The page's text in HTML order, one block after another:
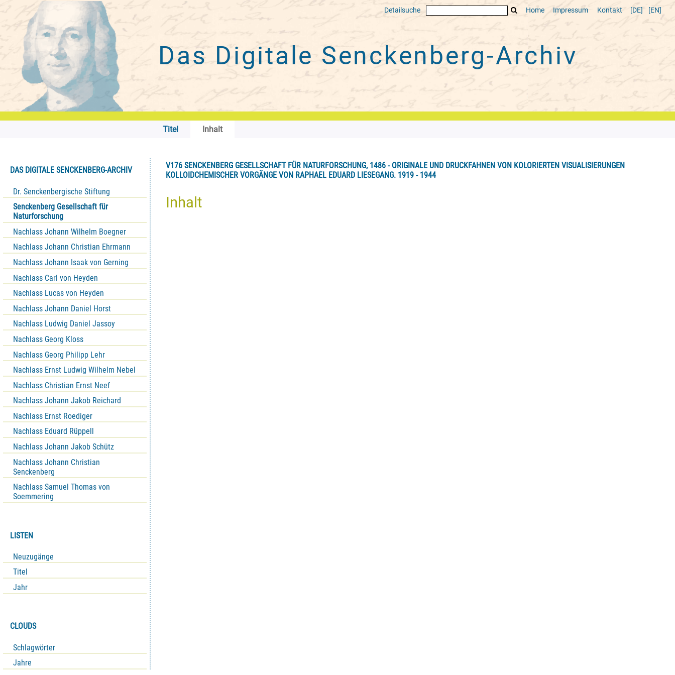
Detailsuche Home Impressum Kontakt [DE] [EN]
Das Digitale Senckenberg-Archiv
Titel Inhalt
DAS DIGITALE SENCKENBERG-ARCHIV
Dr. Senckenbergische Stiftung
Senckenberg Gesellschaft für
Naturforschung
Nachlass Johann Wilhelm Boegner
Nachlass Johann Christian Ehrmann
Nachlass Johann Isaak von Gerning
Nachlass Carl von Heyden
Nachlass Lucas von Heyden
Nachlass Johann Daniel Horst
Nachlass Ludwig Daniel Jassoy
Nachlass Georg Kloss
Nachlass Georg Philipp Lehr
Nachlass Ernst Ludwig Wilhelm Nebel
Nachlass Christian Ernst Neef
Nachlass Johann Jakob Reichard
Nachlass Ernst Roediger
Nachlass Eduard Rüppell
Nachlass Johann Jakob Schütz
Nachlass Johann Christian
Senckenberg
Nachlass Samuel Thomas von
Soemmering
LISTEN
Neuzugänge
Titel
Jahr
CLOUDS
Schlagwörter
Jahre
V176 SENCKENBERG GESELLSCHAFT FÜR NATURFORSCHUNG, 1486 - ORIGINALE UND DRUCKFAHNEN VON KOLORIERTEN VISUALISIERUNGEN
KOLLOIDCHEMISCHER VORGÄNGE VON RAPHAEL EDUARD LIESEGANG. 1919 - 1944
Inhalt